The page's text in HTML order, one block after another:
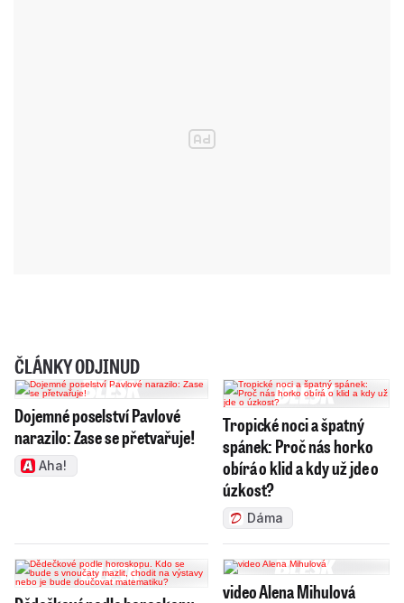
ČLÁNKY ODJINUD
Dojemné poselství Pavlové
narazilo: Zase se přetvařuje!
Aha!
Tropické noci a špatný
spánek: Proč nás horko
obírá o klid a kdy už jde o
úzkost?
Dáma
video Alena Mihulová